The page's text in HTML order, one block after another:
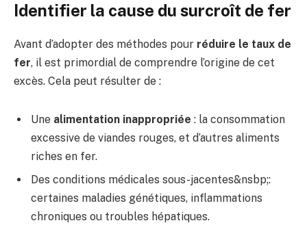
Identifier la cause du surcroît de fer
Avant d’adopter des méthodes pour réduire le taux de
fer, il est primordial de comprendre l’origine de cet
excès. Cela peut résulter de :
Une alimentation inappropriée : la consommation
excessive de viandes rouges, et d’autres aliments
riches en fer.
Des conditions médicales sous-jacentes&nsbp;:
certaines maladies génétiques, inflammations
chroniques ou troubles hépatiques.